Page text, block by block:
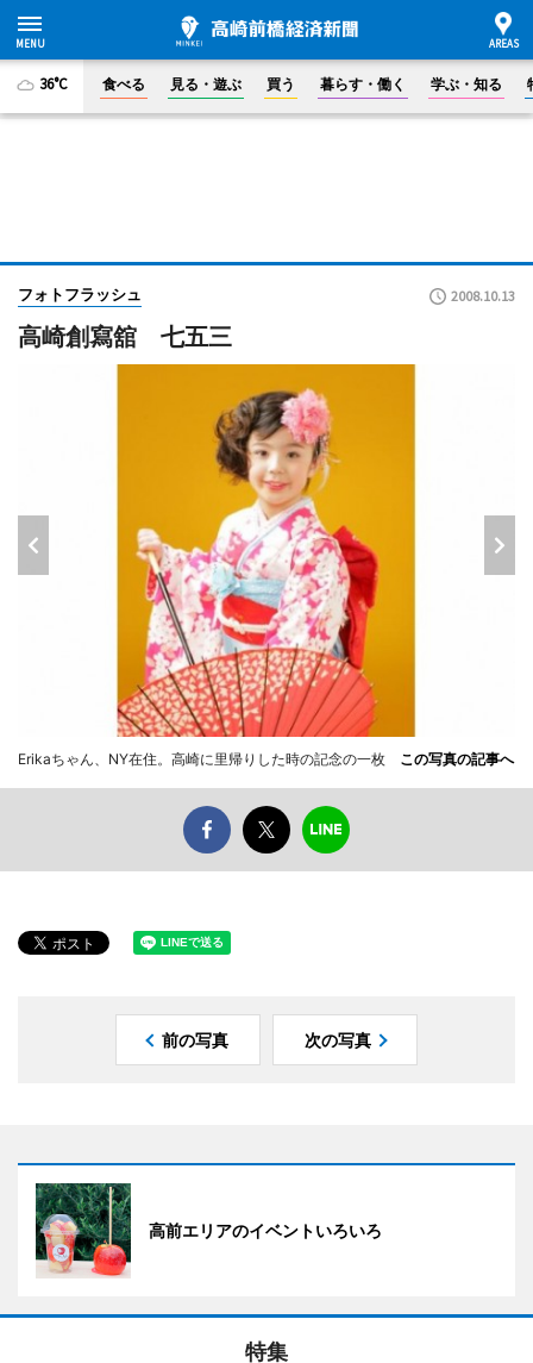
36°C 食べる 見る・遊ぶ 買う 暮らす・働く 学ぶ・知る
フォトフラッシュ 2008.10.13
高崎創寫舘 七五三
Erikaちゃん、NY在住。高崎に里帰りした時の記念の一枚 この写真の記事へ
前の写真 次の写真
高前エリアのイベントいろいろ
特集